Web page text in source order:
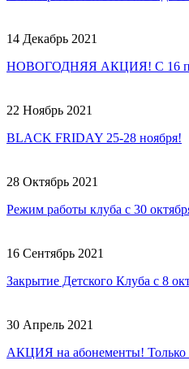
14 Декабрь 2021
НОВОГОДНЯЯ АКЦИЯ! С 16 по
22 Ноябрь 2021
BLACK FRIDAY 25-28 ноября!
28 Октябрь 2021
Режим работы клуба с 30
16 Сентябрь 2021
Закрытие Детского Клуба с 8
30 Апрель 2021
АКЦИЯ на абонементы! Только